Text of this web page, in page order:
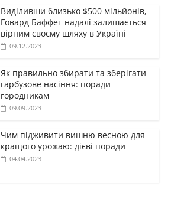
Виділивши близько $500 мільйонів,
Говард Баффет надалі залишається
вірним своєму шляху в Україні
09.12.2023
Як правильно збирати та зберігати
гарбузове насіння: поради
городникам
09.09.2023
Чим підживити вишню весною для
кращого урожаю: дієві поради
04.04.2023